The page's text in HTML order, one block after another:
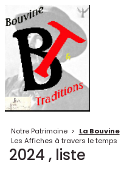
Notre Patrimoine > La Bouvine
Les Affiches à travers le temps
2024 , liste